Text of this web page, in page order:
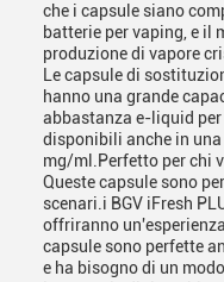
che i capsule siano
batterie per vaping, e il
produzione di vapore
Le capsule di
hanno una grande
abbastanza e-liquid
disponibili anche in
mg/ml.Perfetto per chi
Queste capsule sono
scenari.i BGV iFresh
offriranno
capsule sono perfette
e ha bisogno di un